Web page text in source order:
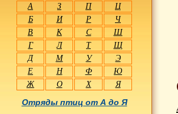
А З П
Ц
Б
И Р
Ч
В
К С
Ш
Г
Л Т
Щ
Д
М У
Э
Е
Н Ф
Ю
Ж
О Х Я
Отряды птиц от А до Я